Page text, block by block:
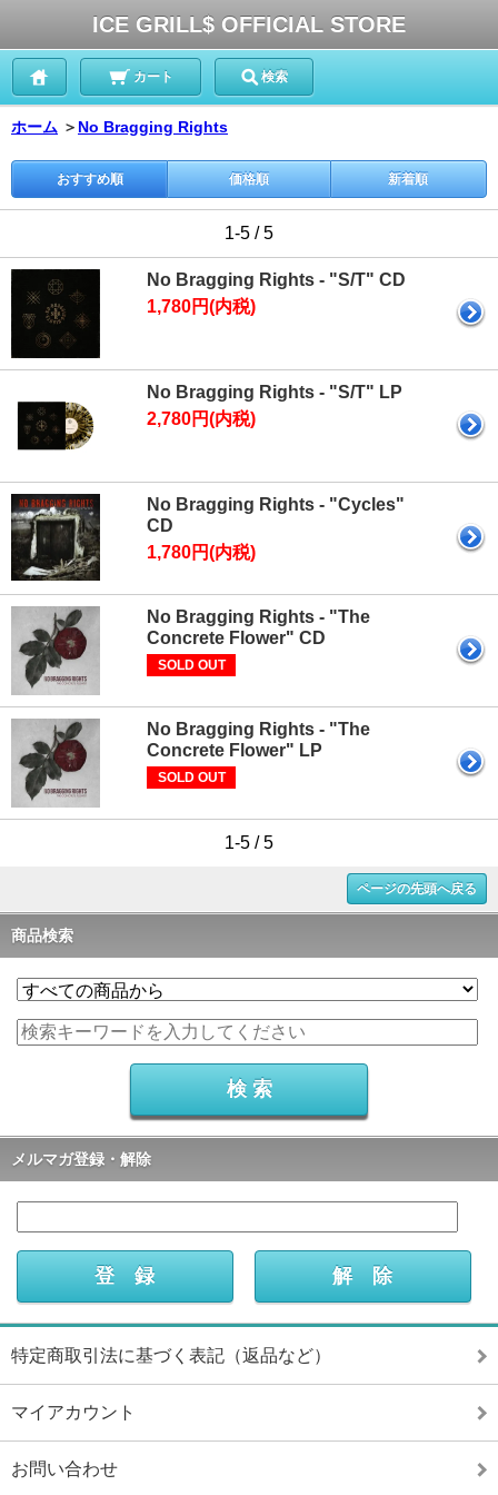
ICE GRILL$ OFFICIAL STORE
カート 検索
ホーム ＞ No Bragging Rights
おすすめ順 価格順 新着順
1-5 / 5
No Bragging Rights - "S/T" CD
1,780円(内税)
No Bragging Rights - "S/T" LP
2,780円(内税)
No Bragging Rights - "Cycles"
CD
1,780円(内税)
No Bragging Rights - "The
Concrete Flower" CD
SOLD OUT
No Bragging Rights - "The
Concrete Flower" LP
SOLD OUT
1-5 / 5
ページの先頭へ戻る
商品検索
メルマガ登録・解除
特定商取引法に基づく表記（返品など）
マイアカウント
お問い合わせ